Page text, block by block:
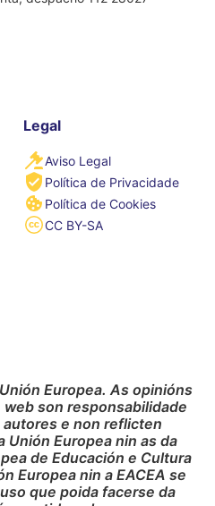
Legal
Aviso Legal
Política de Privacidade
Política de Cookies
CC BY-SA
Europea. As opinións
son responsabilidade
e non reflicten
Unión Europea nin as da
de Educación e Cultura
Europea nin a EACEA se
que poida facerse da